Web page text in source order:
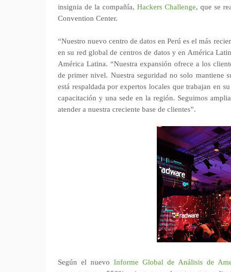
insignia de la compañía, Hackers Challenge, que se
Convention Center.
“Nuestro nuevo centro de datos en Perú es el más
en su red global de centros de datos y en América
América Latina. “Nuestra expansión ofrece a los
de primer nivel. Nuestra seguridad no solo mantiene
está respaldada por expertos locales que trabajan en
capacitación y una sede en la región. Seguimos
atender a nuestra creciente base de clientes”.
Según el nuevo Informe Global de Análisis de